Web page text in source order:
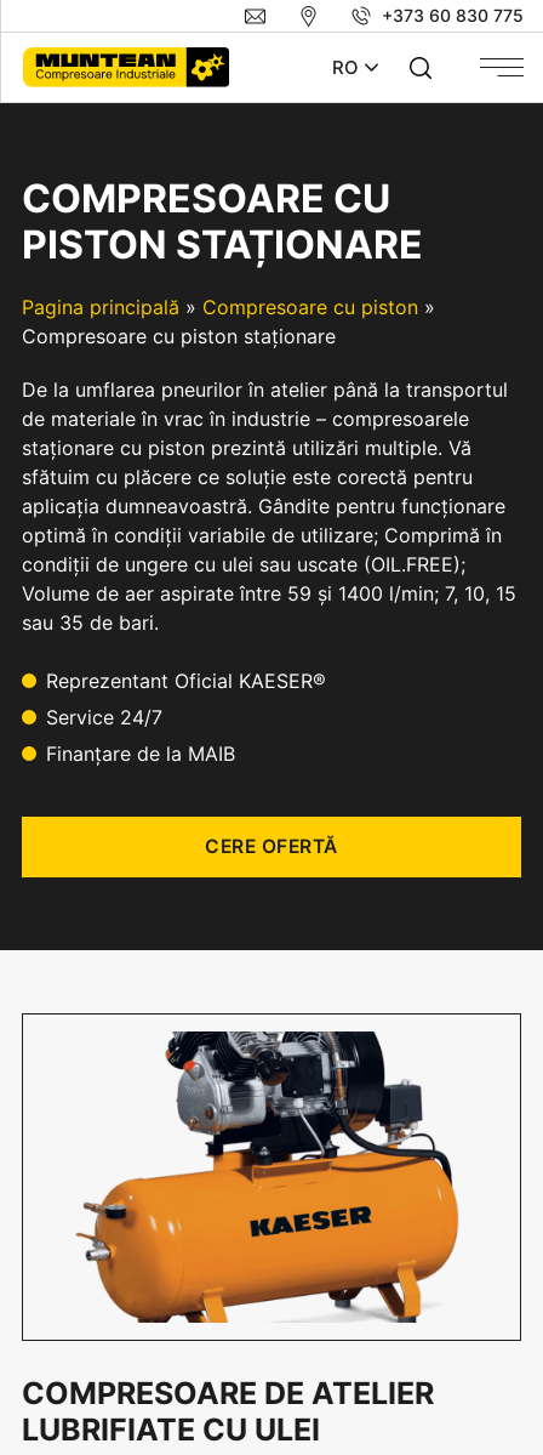
+373 60 830 775
RO
COMPRESOARE CU
PISTON STAȚIONARE
Pagina principală » Compresoare cu piston »
Compresoare cu piston staționare
De la umflarea pneurilor în atelier până la transportul
de materiale în vrac în industrie – compresoarele
staționare cu piston prezintă utilizări multiple. Vă
sfătuim cu plăcere ce soluție este corectă pentru
aplicația dumneavoastră. Gândite pentru funcționare
optimă în condiții variabile de utilizare; Comprimă în
condiții de ungere cu ulei sau uscate (OIL.FREE);
Volume de aer aspirate între 59 și 1400 l/min; 7, 10, 15
sau 35 de bari.
Reprezentant Oficial KAESER®
Service 24/7
Finanțare de la MAIB
CERE OFERTĂ
COMPRESOARE DE ATELIER
LUBRIFIATE CU ULEI